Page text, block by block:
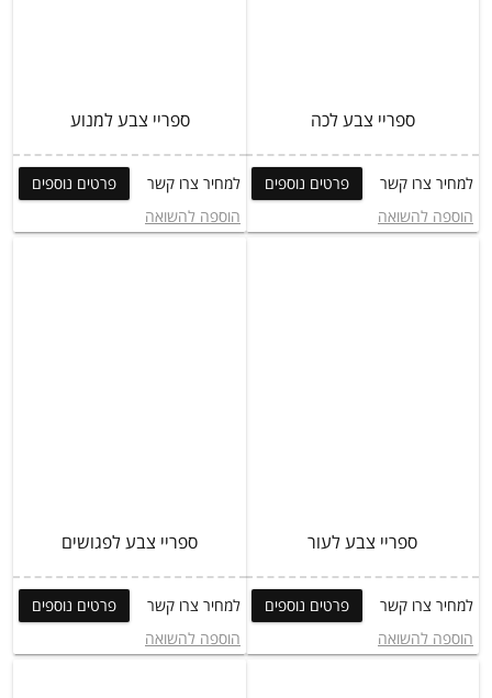
ספריי צבע לכה
למחיר צרו קשר
פרטים נוספים
הוספה להשואה
ספריי צבע למנוע
למחיר צרו קשר
פרטים נוספים
הוספה להשואה
ספריי צבע לעור
למחיר צרו קשר
פרטים נוספים
הוספה להשואה
ספריי צבע לפגושים
למחיר צרו קשר
פרטים נוספים
הוספה להשואה